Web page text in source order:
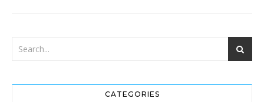
CATEGORIES